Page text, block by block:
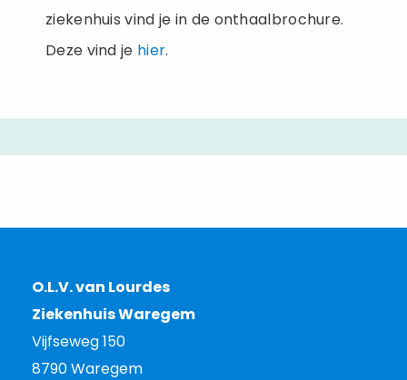
ziekenhuis vind je in de onthaalbrochure.
Deze vind je hier.
O.L.V. van Lourdes
Ziekenhuis Waregem
Vijfseweg 150
8790 Waregem